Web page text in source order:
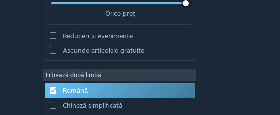
Orice preț
Reduceri și evenimente
Ascunde articolele gratuite
Filtrează după limbă
Română
Chineză simplificată